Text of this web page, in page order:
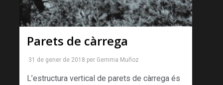
Parets de càrrega
31 de gener de 2018 per Gemma Muñoz
L’estructura vertical de parets de càrrega és